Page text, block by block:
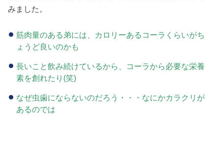
みました。
筋肉量のある弟には、カロリーあるコーラくらいがち
ょうど良いのかも
長いこと飲み続けているから、コーラから必要な栄養
素を創れたり(笑)
なぜ虫歯にならないのだろう・・・なにかカラクリが
あるのでは